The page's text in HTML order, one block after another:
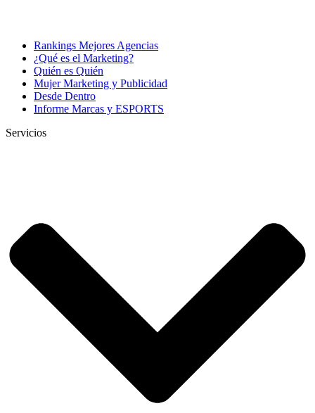
Rankings Mejores Agencias
¿Qué es el Marketing?
Quién es Quién
Mujer Marketing y Publicidad
Desde Dentro
Informe Marcas y ESPORTS
Servicios